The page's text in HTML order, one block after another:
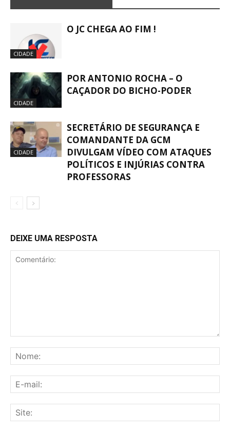
CIDADE
O JC CHEGA AO FIM !
CIDADE
POR ANTONIO ROCHA – O
CAÇADOR DO BICHO-PODER
CIDADE
SECRETÁRIO DE SEGURANÇA E
COMANDANTE DA GCM
DIVULGAM VÍDEO COM ATAQUES
POLÍTICOS E INJÚRIAS CONTRA
PROFESSORAS
DEIXE UMA RESPOSTA